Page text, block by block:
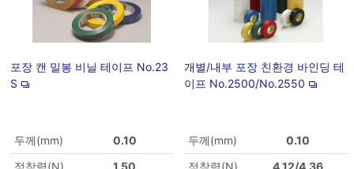
포장 캔 밀봉 비닐 테이프 No.23
S
두께(mm)
0.10
점착력(N)
1.50
개별/내부 포장 친환경 바인딩 테
이프 No.2500/No.2550
두께(mm)
0.10
점착력(N)
4.12/4.36